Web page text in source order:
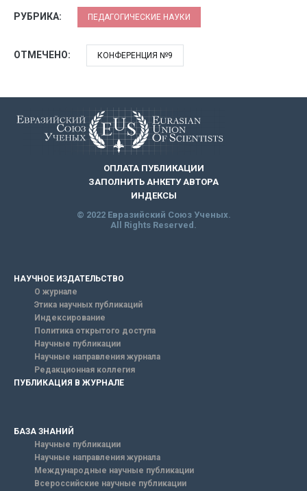
РУБРИКА: ПЕДАГОГИЧЕСКИЕ НАУКИ
ОТМЕЧЕНО: КОНФЕРЕНЦИЯ №9
ОПЛАТА ПУБЛИКАЦИИ
ЗАПОЛНИТЬ АНКЕТУ АВТОРА
ИНДЕКСЫ
© 2022 Евразийский Союз Ученых.
All Rights Reserved.
НАУЧНОЕ ИЗДАТЕЛЬСТВО
О журнале
Этика научных публикаций
Индексирование
Политика открытого доступа
Научные публикации
Научные направления журнала
Редакционная коллегия
ПУБЛИКАЦИЯ В ЖУРНАЛЕ
БАЗА ЗНАНИЙ
Научные публикации
Научные направления журнала
Международные научные публикации
Всероссийские научные публикации